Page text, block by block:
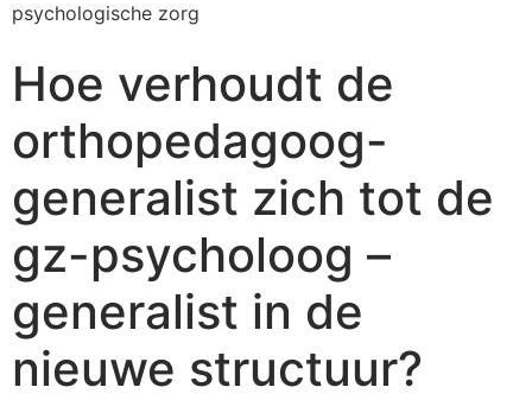
psychologische zorg
Hoe verhoudt de
orthopedagoog-
generalist zich tot de
gz-psycholoog –
generalist in de
nieuwe structuur?